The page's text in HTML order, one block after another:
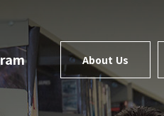
About Us